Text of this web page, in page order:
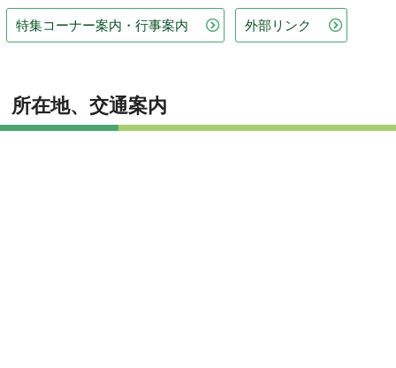
特集コーナー案内・行事案内 外部リンク
所在地、交通案内